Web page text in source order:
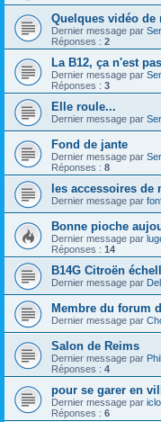
Quelques vidéo de
Dernier message par
Réponses : 2
La B12, ça n'est
Dernier message par
Réponses : 3
Elle roule...
Dernier message par
Fond de jante
Dernier message par
Réponses : 8
les accessoires de
Dernier message par
Bonne pioche
Dernier message par
Réponses : 14
B14G Citroën
Dernier message par
Membre du forum
Dernier message par
Salon de Reims
Dernier message par
Réponses : 4
pour se garer en
Dernier message par iclo
Réponses : 6